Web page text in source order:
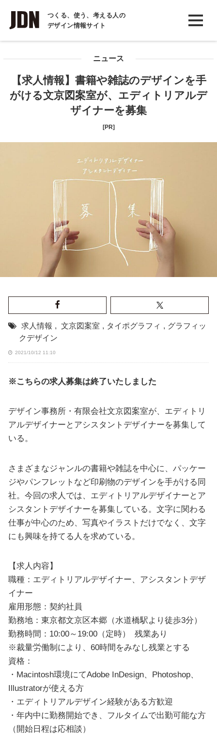
つくる、使う、考える人の
デザイン情報サイト
INTERVIEW
インタビュー
COLUMN
ニュース
【求人情報】書籍や雑誌のデザインを手
がける文京図案室が、エディトリアルデ
ザイナーを募集
[PR]
求人情報 , 文京図案室 , タイポグラフィ , グラフィッ
クデザイン
2021/10/12 11:10
※こちらの求人募集は終了いたしました
デザイン事務所・有限会社文京図案室が、エディトリ
アルデザイナーとアシスタントデザイナーを募集して
いる。
さまざまなジャンルの書籍や雑誌を中心に、パッケー
ジやパンフレットなど印刷物のデザインを手がける同
社。今回の求人では、エディトリアルデザイナーとア
シスタントデザイナーを募集している。文字に関わる
仕事が中心のため、写真やイラストだけでなく、文字
にも興味を持てる人を求めている。
【求人内容】
職種：エディトリアルデザイナー、アシスタントデザ
イナー
雇用形態：契約社員
勤務地：東京都文京区本郷（水道橋駅より徒歩3分）
勤務時間：10:00～19:00（定時） 残業あり
※裁量労働制により、60時間をみなし残業とする
資格：
・Macintosh環境にてAdobe InDesign、Photoshop、
Illustratorが使える方
・エディトリアルデザイン経験がある方歓迎
​・年内中に勤務開始でき、フルタイムで出勤可能な方
（開始日程は応相談）